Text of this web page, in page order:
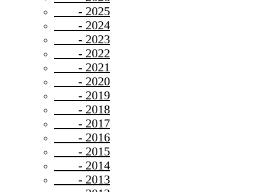
- 2025
- 2024
- 2023
- 2022
- 2021
- 2020
- 2019
- 2018
- 2017
- 2016
- 2015
- 2014
- 2013